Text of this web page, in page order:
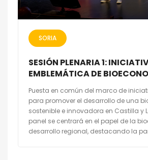
SORIA
SESIÓN PLENARIA 1:
EMBLEMÁTICA DE
Puesta en común del marco de
para promover el desarrollo de una
sostenible e innovadora en Castilla y
panel se centrará en el papel de la
desarrollo regional, destacando la